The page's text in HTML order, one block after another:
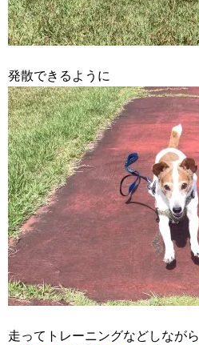
発散できるように
走ってトレーニングなどしながら